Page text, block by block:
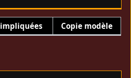
Copie modèle